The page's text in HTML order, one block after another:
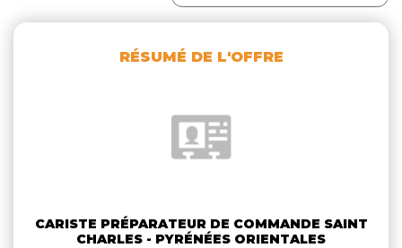
RÉSUMÉ DE L'OFFRE
CARISTE PRÉPARATEUR DE COMMANDE SAINT
CHARLES - PYRÉNÉES ORIENTALES